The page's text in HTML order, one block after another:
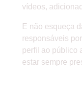
vídeos,
E não esqueça
responsáveis
perfil ao público
estar sempre